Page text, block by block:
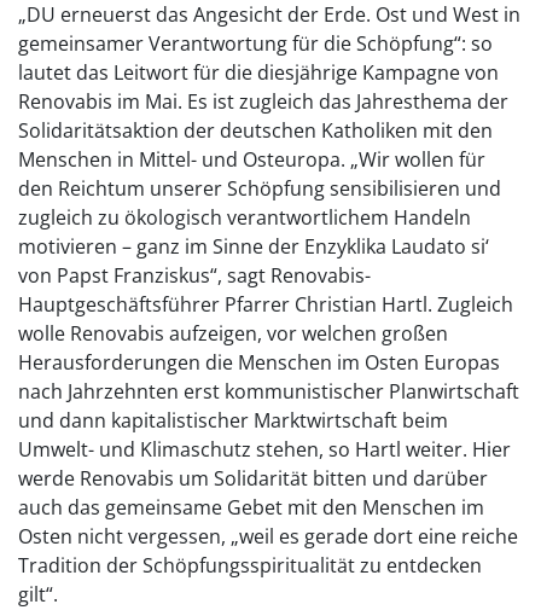
„DU erneuerst das Angesicht der Erde. Ost und West in
gemeinsamer Verantwortung für die Schöpfung“: so
lautet das Leitwort für die diesjährige Kampagne von
Renovabis im Mai. Es ist zugleich das Jahresthema der
Solidaritätsaktion der deutschen Katholiken mit den
Menschen in Mittel- und Osteuropa. „Wir wollen für
den Reichtum unserer Schöpfung sensibilisieren und
zugleich zu ökologisch verantwortlichem Handeln
motivieren – ganz im Sinne der Enzyklika Laudato si‘
von Papst Franziskus“, sagt Renovabis-
Hauptgeschäftsführer Pfarrer Christian Hartl. Zugleich
wolle Renovabis aufzeigen, vor welchen großen
Herausforderungen die Menschen im Osten Europas
nach Jahrzehnten erst kommunistischer Planwirtschaft
und dann kapitalistischer Marktwirtschaft beim
Umwelt- und Klimaschutz stehen, so Hartl weiter. Hier
werde Renovabis um Solidarität bitten und darüber
auch das gemeinsame Gebet mit den Menschen im
Osten nicht vergessen, „weil es gerade dort eine reiche
Tradition der Schöpfungsspiritualität zu entdecken
gilt“.